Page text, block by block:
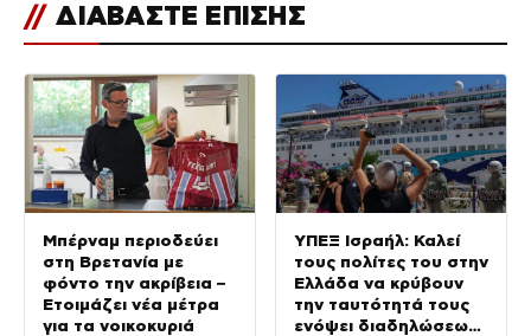
// ΔΙΑΒΑΣΤΕ ΕΠΙΣΗΣ
Μπέρναμ περιοδεύει
στη Βρετανία με
φόντο την ακρίβεια –
Ετοιμάζει νέα μέτρα
για τα νοικοκυριά
ΥΠΕΞ Ισραήλ: Καλεί
τους πολίτες του στην
Ελλάδα να κρύβουν
την ταυτότητά τους
ενόψει διαδηλώσεων